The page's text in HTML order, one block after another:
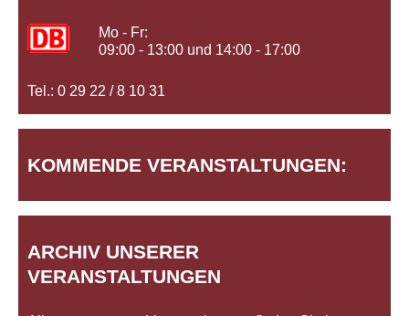
Mo - Fr:
09:00 - 13:00 und 14:00 - 17:00
Tel.: 0 29 22 / 8 10 31
KOMMENDE VERANSTALTUNGEN:
ARCHIV UNSERER
VERANSTALTUNGEN